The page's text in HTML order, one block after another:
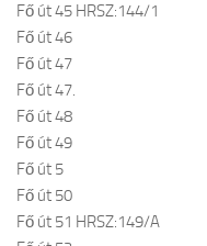
Fő út 45 HRSZ:144/1
Fő út 46
Fő út 47
Fő út 47.
Fő út 48
Fő út 49
Fő út 5
Fő út 50
Fő út 51 HRSZ:149/A